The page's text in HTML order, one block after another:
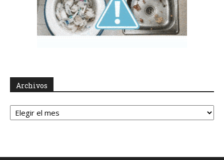
Archivos
Archivos